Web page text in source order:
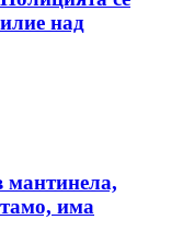
над
мантинела,
има